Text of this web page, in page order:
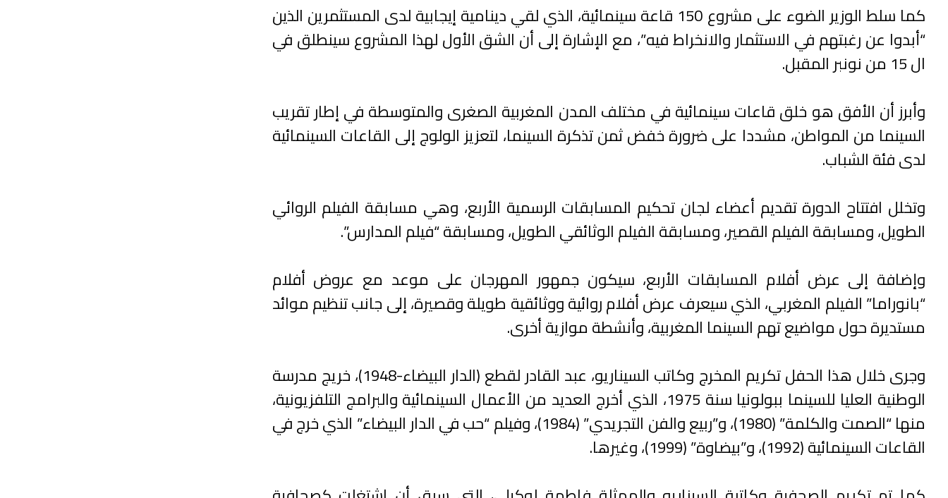
كما سلط الوزير الضوء على مشروع 150 قاعة سينمائية، الذي لقي دينامية إيجابية لدى المستثمرين الذين
“أبدوا عن رغبتهم في الاستثمار والانخراط فيه”، مع الإشارة إلى أن الشق الأول لهذا المشروع سينطلق في
ال 15 من نونبر المقبل.
وأبرز أن الأفق هو خلق قاعات سينمائية في مختلف المدن المغربية الصغرى والمتوسطة في إطار تقريب
السينما من المواطن، مشددا على ضرورة خفض ثمن تذكرة السينما، لتعزيز الولوج إلى القاعات السينمائية
لدى فئة الشباب.
وتخلل افتتاح الدورة تقديم أعضاء لجان تحكيم المسابقات الرسمية الأربع، وهي مسابقة الفيلم الروائي
الطويل، ومسابقة الفيلم القصير، ومسابقة الفيلم الوثائقي الطويل، ومسابقة “فيلم المدارس”.
وإضافة إلى عرض أفلام المسابقات الأربع، سيكون جمهور المهرجان على موعد مع عروض أفلام
“بانوراما” الفيلم المغربي، الذي سيعرف عرض أفلام روائية ووثائقية طويلة وقصيرة، إلى جانب تنظيم موائد
مستديرة حول مواضيع تهم السينما المغربية، وأنشطة موازية أخرى.
وجرى خلال هذا الحفل تكريم المخرج وكاتب السيناريو، عبد القادر لقطع (الدار البيضاء-1948)، خريج مدرسة
الوطنية العليا للسينما ببولونيا سنة 1975، الذي أخرج العديد من الأعمال السينمائية والبرامج التلفزيونية،
منها “الصمت والكلمة” (1980)، و”ربيع والفن التجريدي” (1984)، وفيلم “حب في الدار البيضاء” الذي خرج في
القاعات السينمائية (1992)، و”بيضاوة” (1999)، وغيرها.